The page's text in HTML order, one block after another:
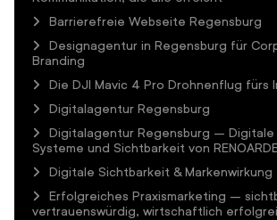
Barrierefreie Webseite Regensburg
Designagentur in Regensburg für
Branding
Die DJI Mavic 4 Pro Drohnenflug fürs
Digitalagentur Regensburg
Digitalagentur Regensburg –
Systeme und Sichtbarkeit von
Digitale Sichtbarkeit & Markenwirkung
Erfolgreiches Praxismarketing –
vertrauenswürdig, wirtschaftlich